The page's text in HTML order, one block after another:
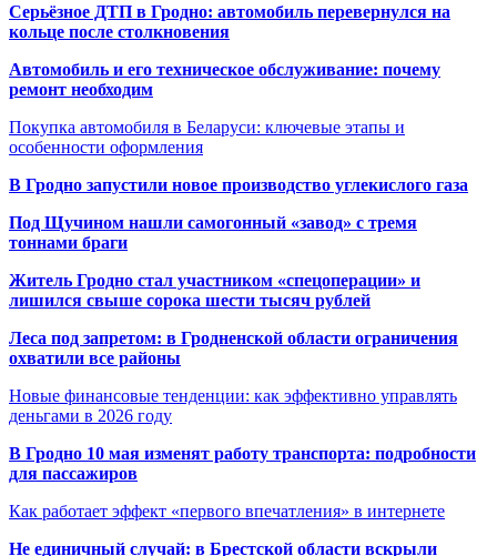
Серьёзное ДТП в Гродно: автомобиль перевернулся на
кольце после столкновения
Автомобиль и его техническое обслуживание: почему
ремонт необходим
Покупка автомобиля в Беларуси: ключевые этапы и
особенности оформления
В Гродно запустили новое производство углекислого газа
Под Щучином нашли самогонный «завод» с тремя
тоннами браги
Житель Гродно стал участником «спецоперации» и
лишился свыше сорока шести тысяч рублей
Леса под запретом: в Гродненской области ограничения
охватили все районы
Новые финансовые тенденции: как эффективно управлять
деньгами в 2026 году
В Гродно 10 мая изменят работу транспорта: подробности
для пассажиров
Как работает эффект «первого впечатления» в интернете
Не единичный случай: в Брестской области вскрыли